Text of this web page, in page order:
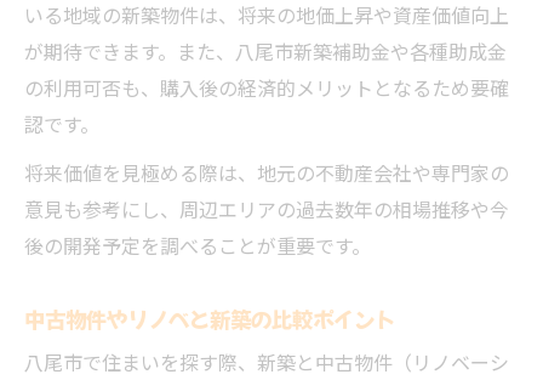
いる地域の新築物件は、将来の地価上昇や資産価値向上
が期待できます。また、八尾市新築補助金や各種助成金
の利用可否も、購入後の経済的メリットとなるため要確
認です。
将来価値を見極める際は、地元の不動産会社や専門家の
意見も参考にし、周辺エリアの過去数年の相場推移や今
後の開発予定を調べることが重要です。
中古物件やリノベと新築の比較ポイント
八尾市で住まいを探す際、新築と中古物件（リノベーシ